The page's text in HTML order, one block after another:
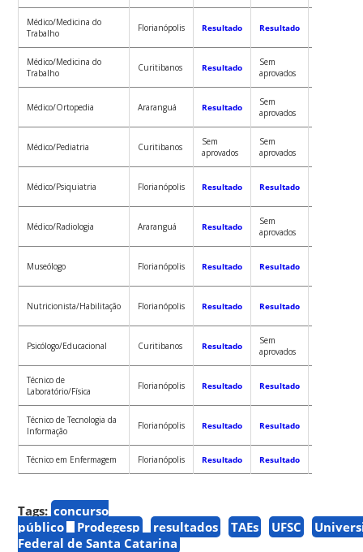
Médico/Medicina do
Trabalho
Florianópolis Resultado Resultado
Médico/Medicina do
Trabalho
Curitibanos Resultado
Sem
aprovados
Médico/Ortopedia Araranguá Resultado
Sem
aprovados
Médico/Pediatria Curitibanos
Sem
aprovados
Sem
aprovados
Médico/Psiquiatria Florianópolis Resultado Resultado
Médico/Radiologia Araranguá Resultado
Sem
aprovados
Museólogo Florianópolis Resultado Resultado
Nutricionista/Habilitação Florianópolis Resultado Resultado
Psicólogo/Educacional Curitibanos Resultado
Sem
aprovados
Técnico de
Laboratório/Física
Florianópolis Resultado Resultado
Técnico de Tecnologia da
Informação
Florianópolis Resultado Resultado
Técnico em Enfermagem Florianópolis Resultado Resultado
Tags: concurso
público
Prodegesp resultados TAEs UFSC
Federal de Santa Catarina